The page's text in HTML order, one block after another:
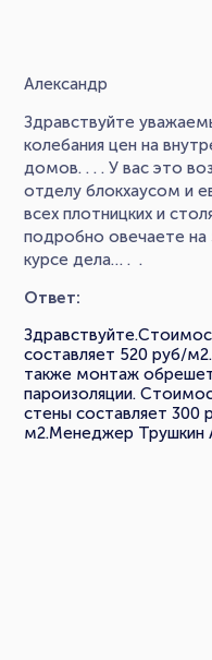
Александр
Здравствуйте
колебания цен на
домов. . . . У вас это
отделу блокхаусом и
всех плотницких и
подробно овечаете на
курсе дела… . .
Ответ:
составляет 520 руб/
также монтаж
пароизоляции.
стены составляет
м2.Менеджер Трушкин